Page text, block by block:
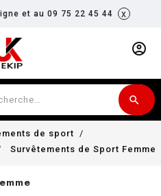
et au 09 75 22 45 44 x
account_circle
search
de sport
Survêtements de Sport Femme